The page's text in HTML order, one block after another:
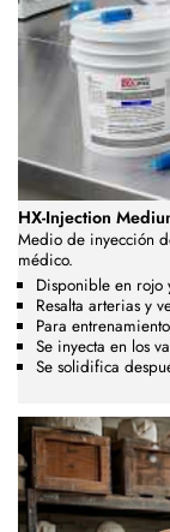
HX-Injection
Medio de inyección
médico.
Disponible en rojo
Resalta arterias y
Para
Se inyecta en los
Se solidifica